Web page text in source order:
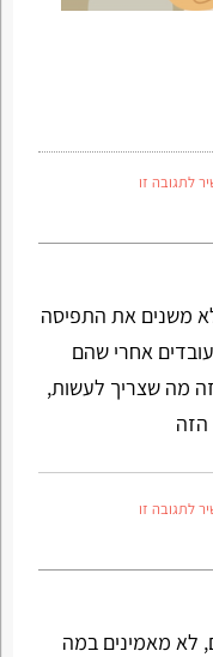
לתגובה זו
משנים את התפיסה
אחרי שהם
מה שצריך לעשות,
הזה
לתגובה זו
לא מאמינים במה